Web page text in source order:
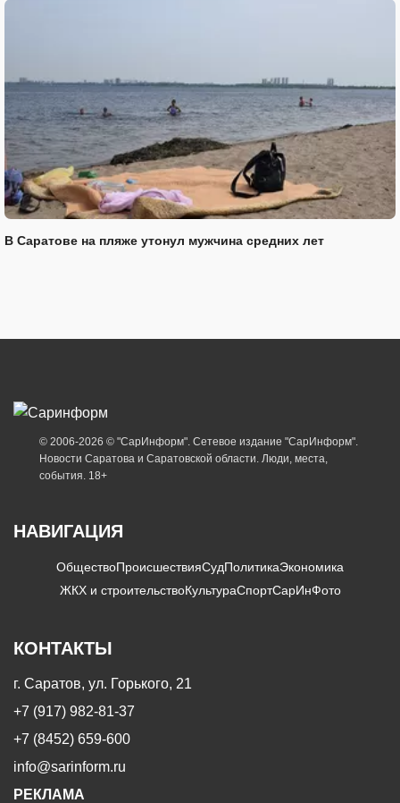
В Саратове на пляже утонул мужчина средних лет
© 2006-2026 © "СарИнформ". Сетевое издание "СарИнформ".
Новости Саратова и Саратовской области. Люди, места,
события. 18+
НАВИГАЦИЯ
ОбществоПроисшествияСудПолитикаЭкономика
ЖКХ и строительствоКультураСпортСарИнФото
КОНТАКТЫ
г. Саратов, ул. Горького, 21
+7 (917) 982-81-37
+7 (8452) 659-600
info@sarinform.ru
РЕКЛАМА